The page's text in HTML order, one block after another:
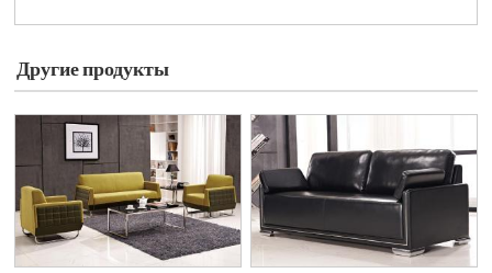
Другие продукты